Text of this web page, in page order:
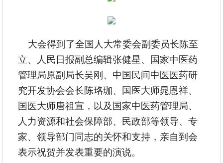
大会得到了全国人大常委会副委员长陈至
立、人民日报副总编辑张健星、国家中医药
管理局原副局长吴刚、中国民间中医医药研
究开发协会会长陈珞珈、国医大师晁恩祥、
国医大师唐祖宣，以及国家中医药管理局、
人力资源和社会保障部、民政部等领导、专
家、领导部门同志的关怀和支持，亲自到会
表示祝贺并发表重要的演说。